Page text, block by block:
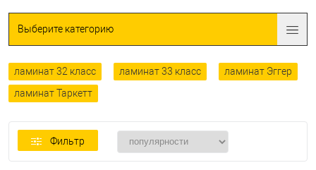
Выберите категорию
ламинат 32 класс ламинат 33 класс
ламинат Эггер
ламинат Таркетт
Фильтр